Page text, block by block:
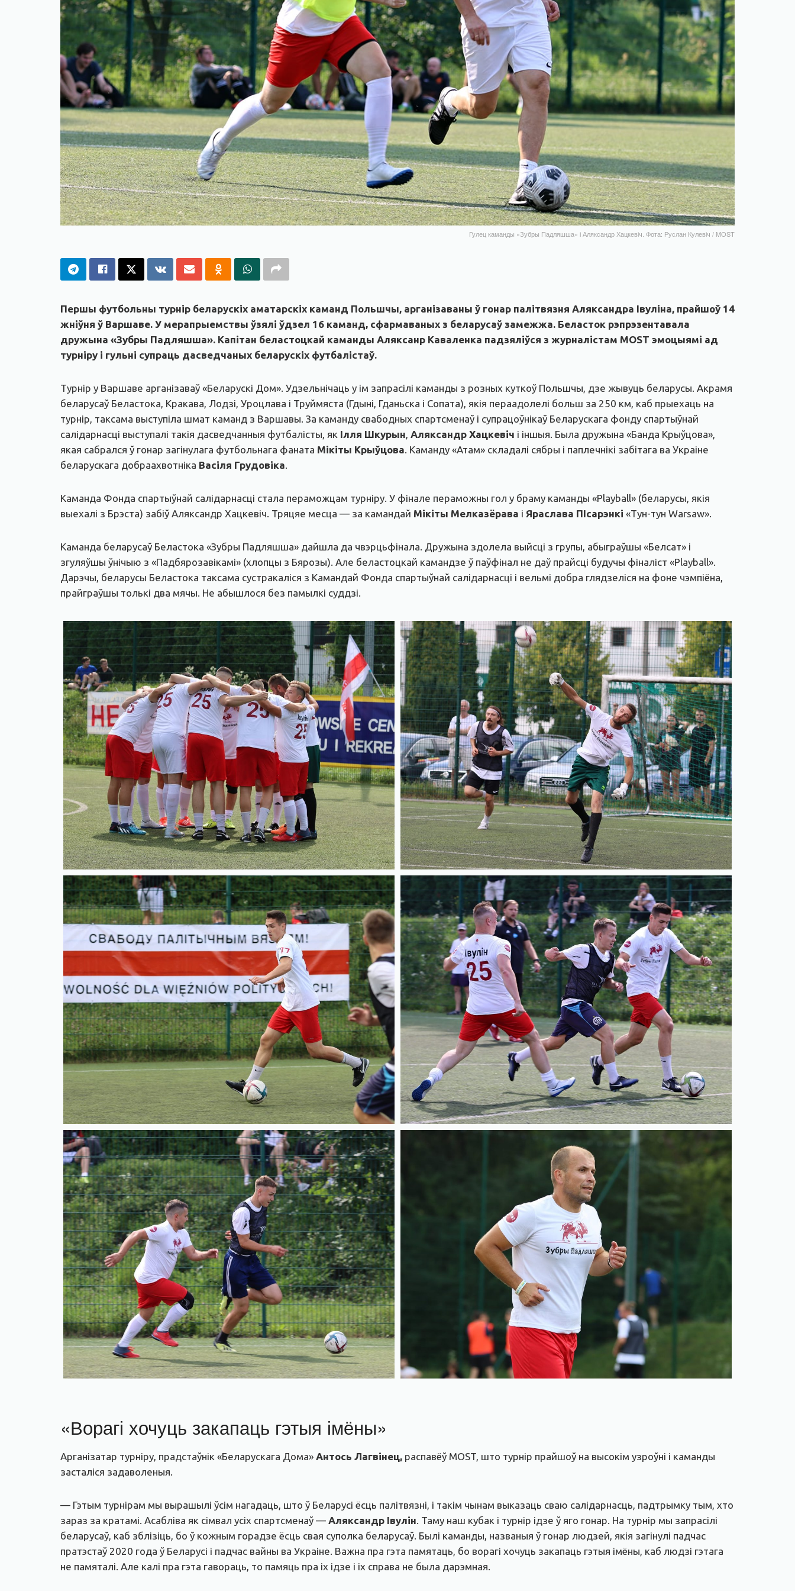
Гулец каманды «Зубры Падляшша» і Аляксандр Хацкевіч. Фота: Руслан Кулевіч / MOST
Першы футбольны турнір беларускіх аматарскіх каманд Польшчы, арганізаваны ў гонар палітвязня Аляксандра Івуліна, прайшоў 14
жніўня ў Варшаве. У мерапрыемствы ўзялі ўдзел 16 каманд, сфармаваных з беларусаў замежжа. Беласток рэпрэзентавала
дружына «Зубры Падляшша». Капітан беластоцкай каманды Аляксанр Каваленка падзяліўся з журналістам MOST эмоцыямі ад
турніру і гульні супраць дасведчаных беларускіх футбалістаў.
Турнір у Варшаве арганізаваў «Беларускі Дом». Удзельнічаць у ім запрасілі каманды з розных куткоў Польшчы, дзе жывуць беларусы. Акрамя
беларусаў Беластока, Кракава, Лодзі, Уроцлава і Труймяста (Гдыні, Гданьска і Сопата), якія пераадолелі больш за 250 км, каб прыехаць на
турнір, таксама выступіла шмат каманд з Варшавы. За каманду свабодных спартсменаў і супрацоўнікаў Беларускага фонду спартыўнай
салідарнасці выступалі такія дасведчанныя футбалісты, як Ілля Шкурын, Аляксандр Хацкевіч і іншыя. Была дружына «Банда Крыўцова»,
якая сабрался ў гонар загінулага футбольнага фаната Мікіты Крыўцова. Каманду «Атам» складалі сябры і паплечнікі забітага ва Украіне
беларускага добраахвотніка Васіля Грудовіка.
Каманда Фонда спартыўнай салідарнасці стала пераможцам турніру. У фінале пераможны гол у браму каманды «Playball» (беларусы, якія
выехалі з Брэста) забіў Аляксандр Хацкевіч. Тряцяе месца — за камандай Мікіты Мелказёрава і Яраслава ПІсарэнкі «Тун-тун Warsaw».
Каманда беларусаў Беластока «Зубры Падляшша» дайшла да чвэрцьфінала. Дружына здолела выйсці з групы, абыграўшы «Белсат» і
згуляўшы ўнічыю з «Падбярозавікамі» (хлопцы з Бярозы). Але беластоцкай камандзе ў паўфінал не даў прайсці будучы фіналіст «Playball».
Дарэчы, беларусы Беластока таксама сустракаліся з Камандай Фонда спартыўнай салідарнасці і вельмі добра глядзеліся на фоне чэмпіёна,
прайграўшы толькі два мячы. Не абышлося без памылкі суддзі.
«Ворагі хочуць закапаць гэтыя імёны»
Арганізатар турніру, прадстаўнік «Беларускага Дома» Антось Лагвінец, распавёў MOST, што турнір прайшоў на высокім узроўні і каманды
засталіся задаволеныя.
— Гэтым турнірам мы вырашылі ўсім нагадаць, што ў Беларусі ёсць палітвязні, і такім чынам выказаць сваю салідарнасць, падтрымку тым, хто
зараз за кратамі. Асабліва як сімвал усіх спартсменаў — Аляксандр Івулін . Таму наш кубак і турнір ідзе ў яго гонар. На турнір мы запрасілі
беларусаў, каб зблізіць, бо ў кожным горадзе ёсць свая суполка беларусаў. Былі каманды, названыя ў гонар людзей, якія загінулі падчас
пратэстаў 2020 года ў Беларусі і падчас вайны ва Украіне. Важна пра гэта памятаць, бо ворагі хочуць закапаць гэтыя імёны, каб людзі гэтага
не памяталі. Але калі пра гэта гавораць, то памяць пра іх ідзе і іх справа не была дарэмная.